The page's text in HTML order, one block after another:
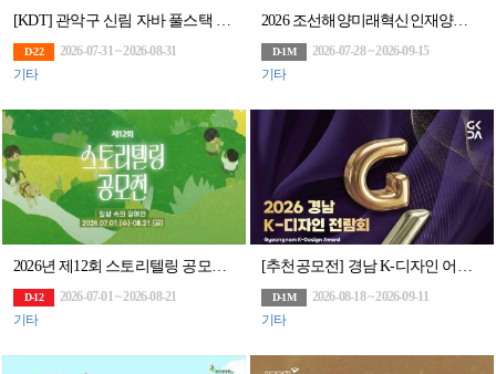
[KDT] 관악구 신림 자바 풀스택 & 생성형AI 서비스개발 기업 프로젝트 완성 과정 6기 훈련생 모집
D-22
2026-07-31 ~ 2026-08-31
기타
2026 조선해양미래혁신인재양성센터사업 실습 프로젝트 2차 교육
D-1M
2026-07-28 ~ 2026-09-15
기타
2026년 제12회 스토리텔링 공모전 <일상 속의 장애인>
D-12
2026-07-01 ~ 2026-08-21
기타
[추천공모전] 경남 K-디자인 어워드(~9/11)
D-1M
2026-08-18 ~ 2026-09-11
기타